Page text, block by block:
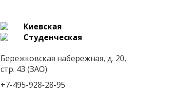
Киевская
Студенческая
Бережковская набережная, д. 20,
стр. 43 (ЗАО)
+7-495-928-28-95